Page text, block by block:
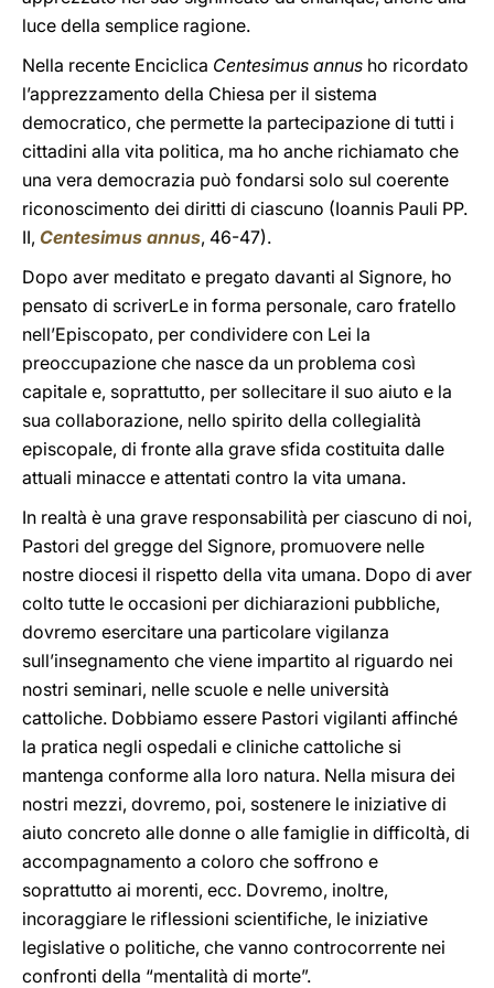
luce della semplice ragione.
Nella recente Enciclica Centesimus annus ho ricordato
l’apprezzamento della Chiesa per il sistema
democratico, che permette la partecipazione di tutti i
cittadini alla vita politica, ma ho anche richiamato che
una vera democrazia può fondarsi solo sul coerente
riconoscimento dei diritti di ciascuno (Ioannis Pauli PP.
II, Centesimus annus, 46-47).
Dopo aver meditato e pregato davanti al Signore, ho
pensato di scriverLe in forma personale, caro fratello
nell’Episcopato, per condividere con Lei la
preoccupazione che nasce da un problema così
capitale e, soprattutto, per sollecitare il suo aiuto e la
sua collaborazione, nello spirito della collegialità
episcopale, di fronte alla grave sfida costituita dalle
attuali minacce e attentati contro la vita umana.
In realtà è una grave responsabilità per ciascuno di noi,
Pastori del gregge del Signore, promuovere nelle
nostre diocesi il rispetto della vita umana. Dopo di aver
colto tutte le occasioni per dichiarazioni pubbliche,
dovremo esercitare una particolare vigilanza
sull’insegnamento che viene impartito al riguardo nei
nostri seminari, nelle scuole e nelle università
cattoliche. Dobbiamo essere Pastori vigilanti affinché
la pratica negli ospedali e cliniche cattoliche si
mantenga conforme alla loro natura. Nella misura dei
nostri mezzi, dovremo, poi, sostenere le iniziative di
aiuto concreto alle donne o alle famiglie in difficoltà, di
accompagnamento a coloro che soffrono e
soprattutto ai morenti, ecc. Dovremo, inoltre,
incoraggiare le riflessioni scientifiche, le iniziative
legislative o politiche, che vanno controcorrente nei
confronti della “mentalità di morte”.